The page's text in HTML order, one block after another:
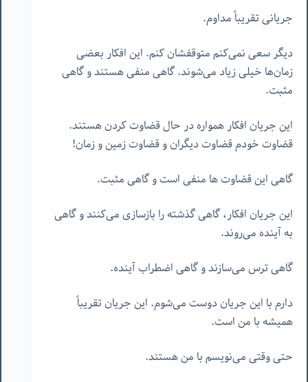
جریانی تقریباً مداوم.
دیگر سعی نمی‌کنم متوقفشان کنم. این افکار بعضی
زمان‌ها خیلی زیاد می‌شوند. گاهی منفی هستند و گاهی
مثبت.
این جریان افکار همواره در حال قضاوت کردن هستند.
قضاوت خودم قضاوت دیگران و قضاوت زمین و زمان!
گاهی این قضاوت ها منفی است و گاهی مثبت.
این جریان افکار، گاهی گذشته را بازسازی می‌کنند و گاهی
به آینده می‌روند.
گاهی ترس می‌سازند و گاهی اضطراب آینده.
دارم با این جریان دوست می‌شوم. این جریان تقریباً
همیشه با من است.
حتی وقتی می‌نویسم با من هستند.